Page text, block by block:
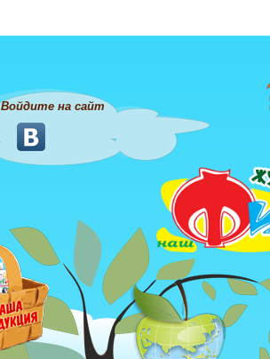
Войдите на сайт